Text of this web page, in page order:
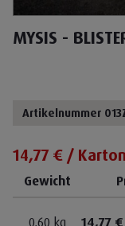
MYSIS -
Artikelnummer
14,77 € / Karton
Gewicht
0,60 kg 14,77 €